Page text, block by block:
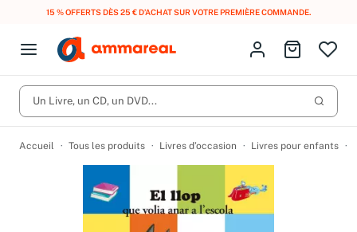
15 % OFFERTS DÈS 25 € D’ACHAT SUR VOTRE PREMIÈRE COMMANDE.
Open menu
Fermer le menu
CD d'occasion
DVD d'occasion
Lancer
Identifiez-vous
Aller au
Un Livre, un CD, un DVD...
Accueil Tous les produits Livres d’occasion Livres pour enfants